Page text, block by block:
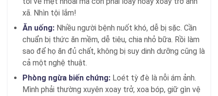
xã. Nhìn tội lắm!
Ăn uống: Nhiều người bệnh nuốt khó, dễ bị sặc. Cần
chuẩn bị thức ăn mềm, dễ tiêu, chia nhỏ bữa. Rồi làm
sao để họ ăn đủ chất, không bị suy dinh dưỡng cũng là
cả một nghệ thuật.
Phòng ngừa biến chứng: Loét tỳ đè là nỗi ám ảnh.
Mình phải thường xuyên xoay trở, xoa bóp, giữ gìn vệ